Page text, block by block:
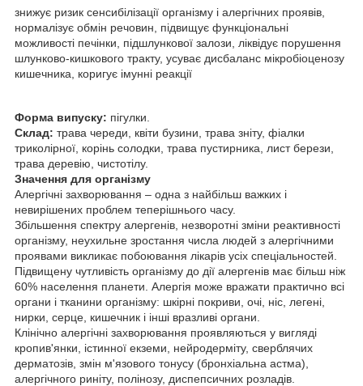
знижує ризик сенсибілізації організму і алергічних проявів,
нормалізує обмін речовин, підвищує функціональні
можливості печінки, підшлункової залози, ліквідує порушення
шлунково-кишкового тракту, усуває дисбаланс мікробіоценозу
кишечника, коригує імунні реакції
Форма випуску: пігулки.
Склад: трава череди, квіти бузини, трава зніту, фіалки
триколірної, корінь солодки, трава пустирника, лист берези,
трава деревію, чистотілу.
Значення для організму
Алергічні захворювання – одна з найбільш важких і
невирішених проблем теперішнього часу.
Збільшення спектру алергенів, незворотні зміни реактивності
організму, неухильне зростання числа людей з алергічними
проявами викликає побоювання лікарів усіх спеціальностей.
Підвищену чутливість організму до дії алергенів має більш ніж
60% населення планети. Алергія може вражати практично всі
органи і тканини організму: шкірні покриви, очі, ніс, легені,
нирки, серце, кишечник і інші вразливі органи.
Клінічно алергічні захворювання проявляються у вигляді
кропив'янки, істинної екземи, нейродерміту, сверблячих
дерматозів, змін м'язового тонусу (бронхіальна астма),
алергічного риніту, полінозу, диспепсичних розладів.